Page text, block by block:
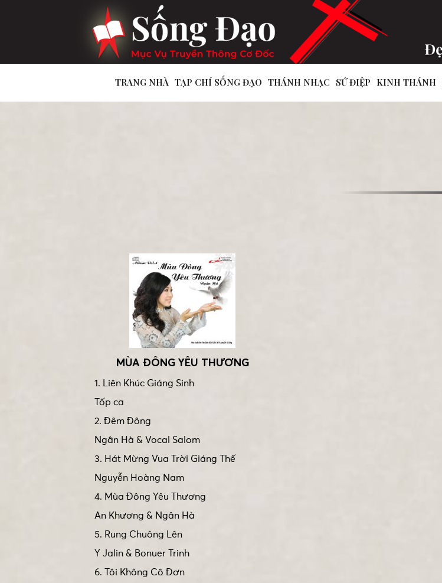
TRANG NHÀ TẠP CHÍ SỐNG ĐẠO THÁNH NHẠC SỨ ĐIỆP KINH THÁNH
MÙA ĐÔNG YÊU THƯƠNG
1. Liên Khúc Giáng Sinh
Tốp ca
2. Đêm Đông
Ngân Hà & Vocal Salom
3. Hát Mừng Vua Trời Giáng Thế
Nguyễn Hoàng Nam
4. Mùa Đông Yêu Thương
An Khương & Ngân Hà
5. Rung Chuông Lên
Y Jalin & Bonuer Trinh
6. Tôi Không Cô Đơn